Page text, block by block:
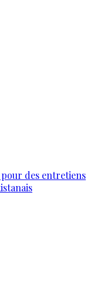
des entretiens